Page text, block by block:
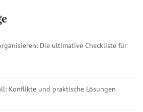
Die ultimative Checkliste für
Konflikte und praktische Lösungen